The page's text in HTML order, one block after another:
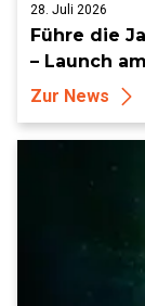
28. Juli 2026
Führe die
– Launch
Zur News